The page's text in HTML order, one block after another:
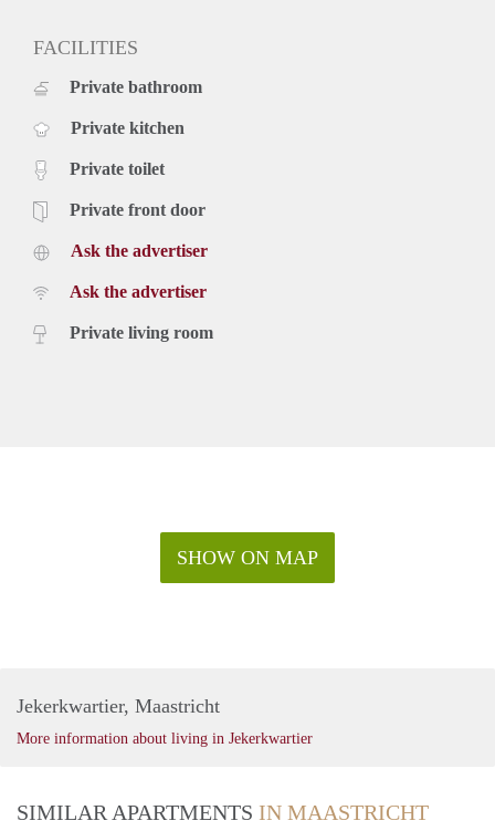
FACILITIES
Private bathroom
Private kitchen
Private toilet
Private front door
Ask the advertiser
Ask the advertiser
Private living room
SHOW ON MAP
Jekerkwartier, Maastricht
More information about living in Jekerkwartier
SIMILAR APARTMENTS IN MAASTRICHT